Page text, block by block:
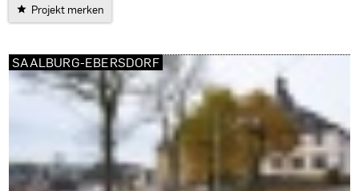
Projekt merken
SAALBURG-EBERSDORF